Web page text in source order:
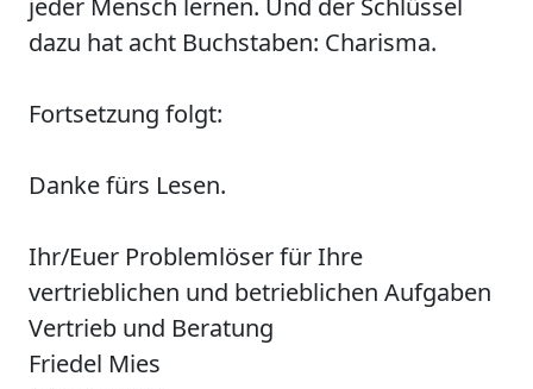
jeder Mensch lernen. Und der Schlüssel
dazu hat acht Buchstaben: Charisma.
Fortsetzung folgt:
Danke fürs Lesen.
Ihr/Euer Problemlöser für Ihre
vertrieblichen und betrieblichen Aufgaben
Vertrieb und Beratung
Friedel Mies